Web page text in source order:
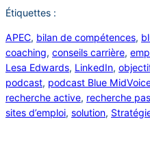
Étiquettes :
APEC, bilan de compétences,
coaching, conseils carrière,
Lesa Edwards, LinkedIn,
podcast, podcast Blue
recherche active, recherche
sites d’emploi, solution,